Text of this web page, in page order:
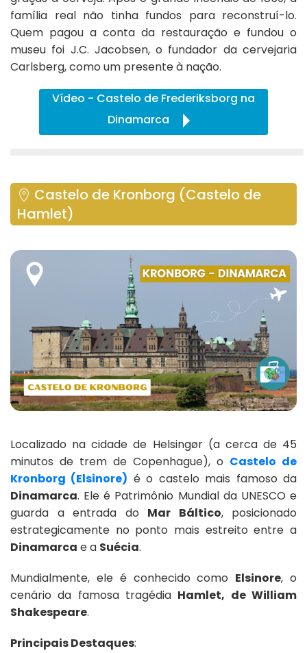
família real não tinha fundos para reconstruí-lo.
Quem pagou a conta da restauração e fundou o
museu foi J.C. Jacobsen, o fundador da cervejaria
Carlsberg, como um presente à nação.
Vídeo - Castelo de Frederiksborg na
Dinamarca
Castelo de Kronborg (Castelo de
Hamlet)
Localizado na cidade de Helsingør (a cerca de 45
minutos de trem de Copenhague), o Castelo de
Kronborg (Elsinore) é o castelo mais famoso da
Dinamarca. Ele é Patrimônio Mundial da UNESCO e
guarda a entrada do Mar Báltico, posicionado
estrategicamente no ponto mais estreito entre a
Dinamarca e a Suécia.
Mundialmente, ele é conhecido como Elsinore, o
cenário da famosa tragédia Hamlet, de William
Shakespeare.
Principais Destaques: